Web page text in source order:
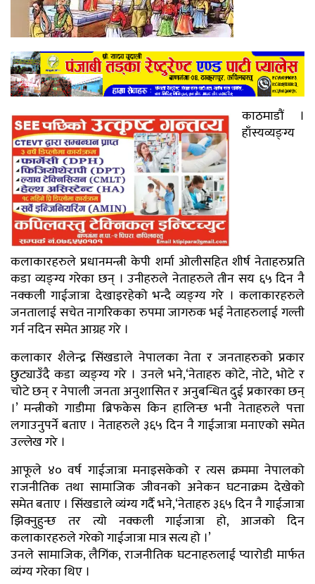
काठमाडौं ।
हाँस्यव्यङ्ग्य
कलाकारहरुले प्रधानमन्त्री केपी शर्मा ओलीसहित शीर्ष नेताहरुप्रति
कडा व्यङ्ग्य गरेका छन् । उनीहरुले नेताहरुले तीन सय ६५ दिन नै
नक्कली गाईजात्रा देखाइरहेको भन्दै व्यङ्ग्य गरे । कलाकारहरुले
जनतालाई सचेत नागरिकका रुपमा जागरुक भई नेताहरुलाई गल्ती
गर्न नदिन समेत आग्रह गरे ।
कलाकार शैलेन्द्र सिंखडाले नेपालका नेता र जनताहरुको प्रकार
छुट्याउँदै कडा व्यङ्ग्य गरे । उनले भने,‘नेताहरु कोटे, नोटे, भोटे र
चोटे छन् र नेपाली जनता अनुशासित र अनुबन्धित दुई प्रकारका छन्
।’ मन्त्रीको गाडीमा ब्रिफकेस किन हालिन्छ भनी नेताहरुले पत्ता
लगाउनुपर्ने बताए । नेताहरुले ३६५ दिन नै गाईजात्रा मनाएको समेत
उल्लेख गरे ।
आफूले ४० वर्ष गाईजात्रा मनाइसकेको र त्यस क्रममा नेपालको
राजनीतिक तथा सामाजिक जीवनको अनेकन घटनाक्रम देखेको
समेत बताए । सिंखडाले व्यंग्य गर्दै भने,‘नेताहरु ३६५ दिन नै गाईजात्रा
झिक्नुहुन्छ तर त्यो नक्कली गाईजात्रा हो, आजको दिन
कलाकारहरुले गरेको गाईजात्रा मात्र सत्य हो ।’
उनले सामाजिक, लैगिंक, राजनीतिक घटनाहरुलाई प्यारोडी मार्फत
व्यंग्य गरेका थिए ।